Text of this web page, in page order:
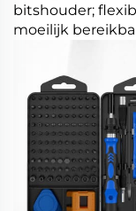
bitshouder;
moeilijk